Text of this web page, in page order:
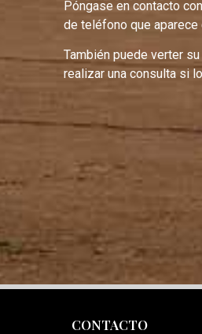
Póngase en contacto
de teléfono que
También puede verter
realizar una consulta si
CONTACTO